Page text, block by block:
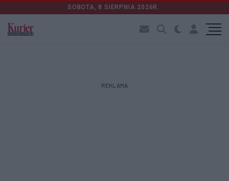
SOBOTA, 8 SIERPNIA 2026R.
REKLAMA